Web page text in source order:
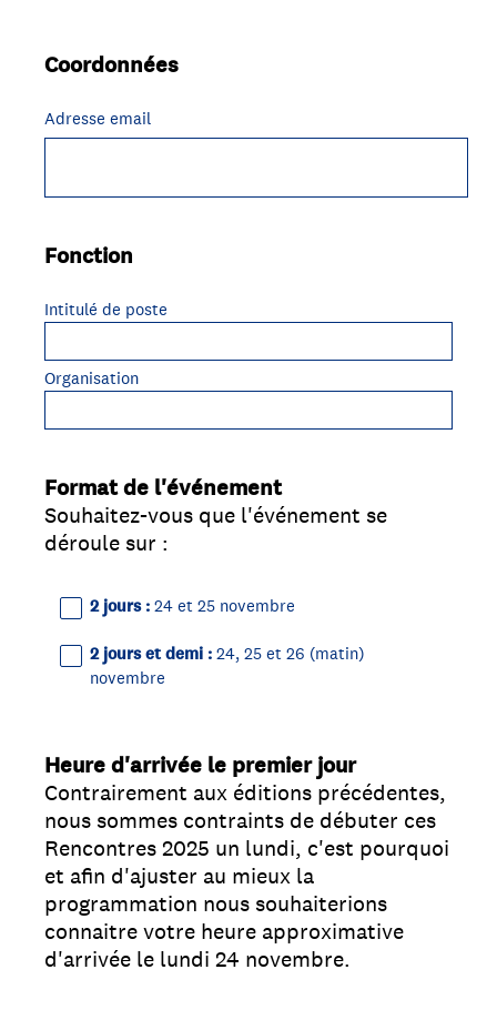
Question
Coordonnées
Adresse email
Question
Fonction
Intitulé de poste
Organisation
Question
Title
Format de l'événement
Souhaitez-vous que l'événement se
déroule sur :
2 jours : 24 et 25 novembre
2 jours et demi : 24, 25 et 26 (matin)
novembre
Question
Title
Heure d'arrivée le premier jour
Contrairement aux éditions précédentes,
nous sommes contraints de débuter ces
Rencontres 2025 un lundi, c'est pourquoi
et afin d'ajuster au mieux la
programmation nous souhaiterions
connaitre votre heure approximative
d'arrivée le lundi 24 novembre.